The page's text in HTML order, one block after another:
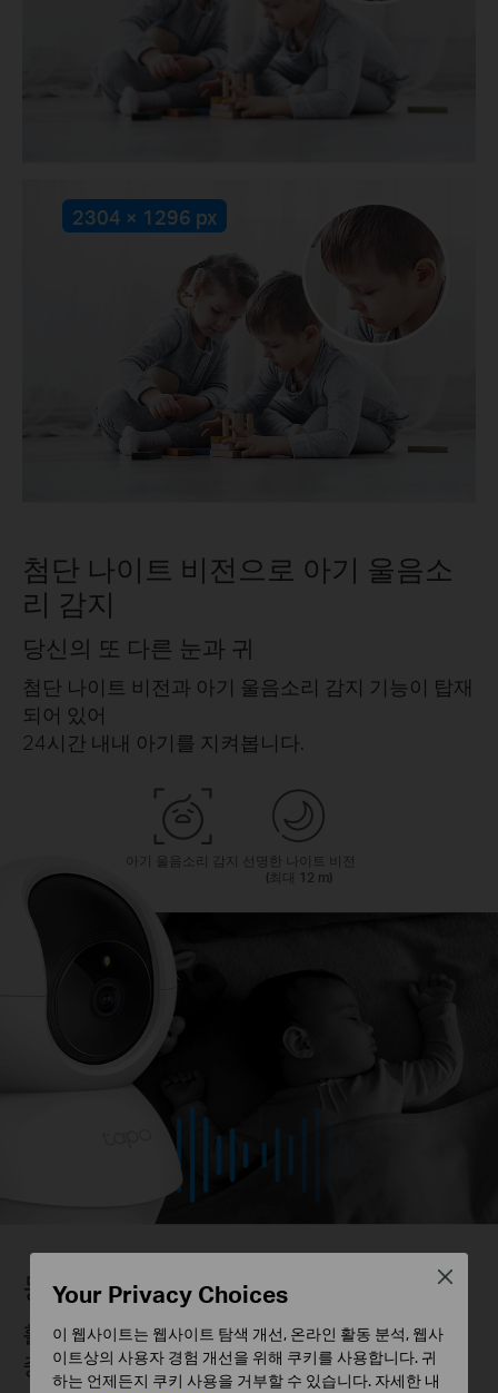
2304 × 1296 px
첨단 나이트 비전으로 아기 울음소
리 감지
당신의 또 다른 눈과 귀
첨단 나이트 비전과 아기 울음소리 감지 기능이 탑재
되어 있어
24시간 내내 아기를 지켜봅니다.
아기 울음소리 감지
선명한 나이트 비전
(최대 12 m)
동작 감지 및 알림
활동 영역을 사용자 지정하여
중요한 알림을 받아보세요
Your Privacy Choices
이 웹사이트는 웹사이트 탐색 개선, 온라인 활동 분석, 웹사
이트상의 사용자 경험 개선을 위해 쿠키를 사용합니다. 귀
하는 언제든지 쿠키 사용을 거부할 수 있습니다. 자세한 내
Close